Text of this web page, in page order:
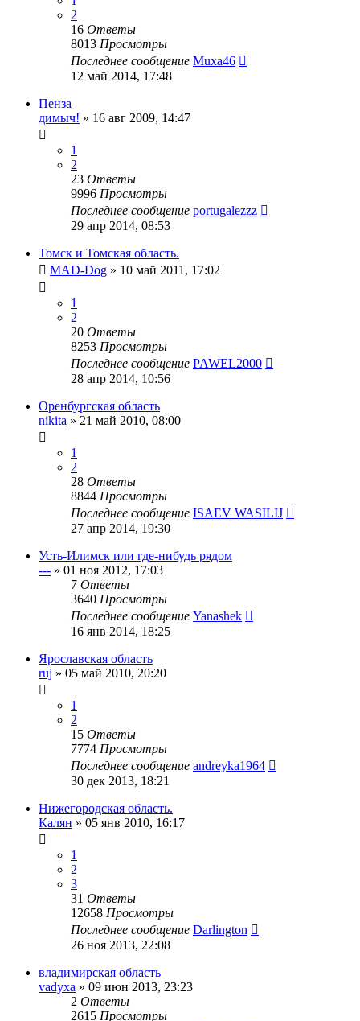
2
16 Ответы
8013 Просмотры
Последнее сообщение Muxa46
12 май 2014, 17:48
Пенза
димыч! » 16 авг 2009, 14:47
1
2
23 Ответы
9996 Просмотры
Последнее сообщение portugalezzz
29 апр 2014, 08:53
Томск и Томская область.
MAD-Dog » 10 май 2011, 17:02
1
2
20 Ответы
8253 Просмотры
Последнее сообщение PAWEL2000
28 апр 2014, 10:56
Оренбургская область
nikita » 21 май 2010, 08:00
1
2
28 Ответы
8844 Просмотры
Последнее сообщение ISAEV WASILIJ
27 апр 2014, 19:30
Усть-Илимск или где-нибудь рядом
--- » 01 ноя 2012, 17:03
7 Ответы
3640 Просмотры
Последнее сообщение Yanashek
16 янв 2014, 18:25
Ярославская область
ruj » 05 май 2010, 20:20
1
2
15 Ответы
7774 Просмотры
Последнее сообщение andreyka1964
30 дек 2013, 18:21
Нижегородская область.
Калян » 05 янв 2010, 16:17
1
2
3
31 Ответы
12658 Просмотры
Последнее сообщение Darlington
26 ноя 2013, 22:08
владимирская область
vadyxa » 09 июн 2013, 23:23
2 Ответы
2615 Просмотры